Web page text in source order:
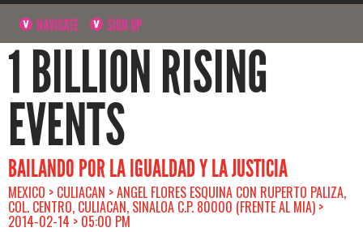
NAVIGATE SIGN UP
1 BILLION RISING
EVENTS
BAILANDO POR LA IGUALDAD Y LA JUSTICIA
MEXICO > CULIACAN > ANGEL FLORES ESQUINA CON RUPERTO PALIZA,
COL. CENTRO, CULIACAN, SINALOA C.P. 80000 (FRENTE AL MIA) >
2014-02-14 > 05:00 PM